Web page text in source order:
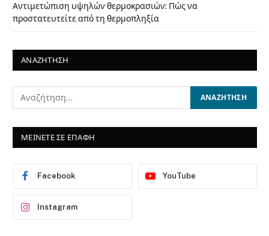
Αντιμετώπιση υψηλών θερμοκρασιών: Πώς να
προστατευτείτε από τη θερμοπληξία
ΑΝΑΖΗΤΗΣΗ
ΜΕΙΝΕΤΕ ΣΕ ΕΠΑΦΗ
Facebook YouTube
Instagram